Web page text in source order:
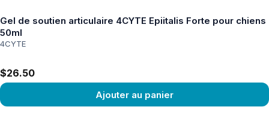
Gel de soutien articulaire 4CYTE Epiitalis Forte pour chiens
50ml
4CYTE
$26.50
Ajouter au panier